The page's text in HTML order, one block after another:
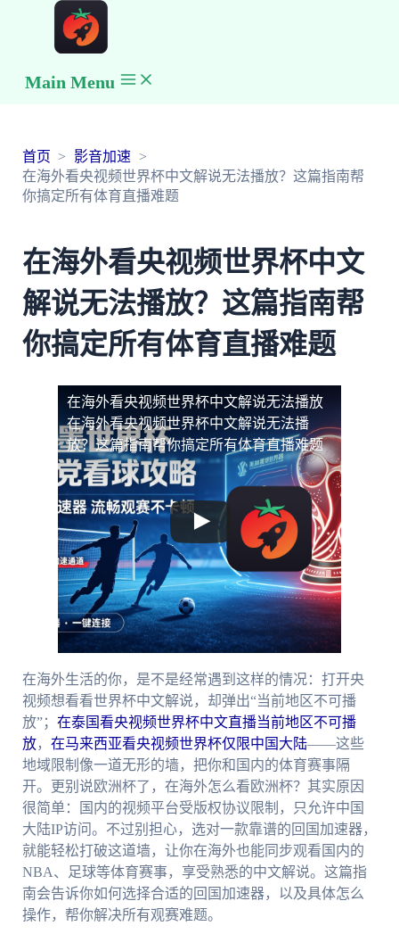
Main Menu
首页
影音加速
在海外看央视频世界杯中文解说无法播放？这篇指南帮
你搞定所有体育直播难题
在海外看央视频世界杯中文
解说无法播放？这篇指南帮
你搞定所有体育直播难题
在海外看央视频世界杯中文解说无法播放
在海外看央视频世界杯中文解说无法播
放？这篇指南帮你搞定所有体育直播难题
在海外生活的你，是不是经常遇到这样的情况：打开央
视频想看看世界杯中文解说，却弹出“当前地区不可播
放”； 在泰国看央视频世界杯中文直播当前地区不可播
放， 在马来西亚看央视频世界杯仅限中国大陆——这些
地域限制像一道无形的墙，把你和国内的体育赛事隔
开。更别说欧洲杯了，在海外怎么看欧洲杯？其实原因
很简单：国内的视频平台受版权协议限制，只允许中国
大陆IP访问。不过别担心，选对一款靠谱的回国加速器，
就能轻松打破这道墙，让你在海外也能同步观看国内的
NBA、足球等体育赛事，享受熟悉的中文解说。这篇指
南会告诉你如何选择合适的回国加速器，以及具体怎么
操作，帮你解决所有观赛难题。